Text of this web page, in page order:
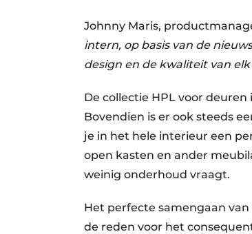
Johnny Maris,
intern, op basis van de
design en de kwaliteit van elk
De collectie HPL voor
Bovendien is er ook steeds
je in het hele interieur een
open kasten en ander
weinig onderhoud vraagt.
Het perfecte samengaan
de reden voor het